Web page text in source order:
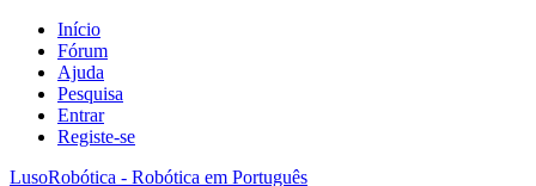
Início
Fórum
Ajuda
Pesquisa
Entrar
Registe-se
LusoRobótica - Robótica em Português